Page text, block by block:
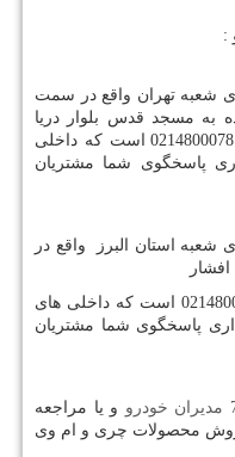
شعبه تهران واقع در سمت
به مسجد قدس بلوار دریا
است . شماره تلفن شعبه تهران 02148000781 است که داخلی
در ساعات اداری پاسخگوی شما مشتریان
شعبه استان البرز واقع در
است. شماره تلفن شعبه کرج 02148000781 است که داخلی های
در ساعات اداری پاسخگوی شما مشتریان
و یا مراجعه
محصولات چری و ام وی